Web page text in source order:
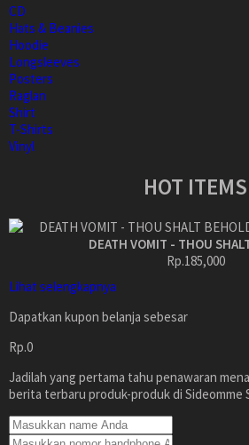
CD
Hats & Beanies
Hoodie
Longsleeves
Posters
Raglan
Shirt
T-Shirts
Vinyl
HOT ITEMS
DEATH VOMIT - THOU
Rp.185,000
Lihat selengkapnya
Dapatkan kupon belanja sebesar
Rp.0
Jadilah yang pertama tahu penawaran
berita terbaru produk-produk di Sideomme